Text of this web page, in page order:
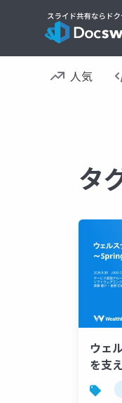
人気
タ
ウェ
を支える技